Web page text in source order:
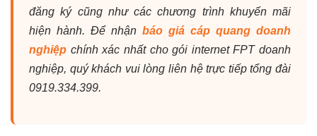
đăng ký cũng như các chương trình khuyến mãi
hiện hành. Để nhận báo giá cáp quang doanh
nghiệp chính xác nhất cho gói internet FPT doanh
nghiệp, quý khách vui lòng liên hệ trực tiếp tổng đài
0919.334.399.